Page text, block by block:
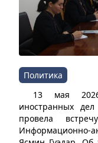
Политика
13 мая
иностранных
провела
Информационно-